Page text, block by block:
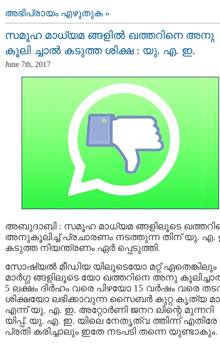
അഭിപ്രായം എഴുതുക »
സമൂഹ മാധ്യമ ങ്ങളില്‍ ഖത്തറിനെ അനു
കൂലി ച്ചാല്‍ കടുത്ത ശിക്ഷ : യു. എ. ഇ.
June 7th, 2017
അബുദാബി : സമൂഹ മാധ്യമ ങ്ങളിലൂടെ
അനുകൂലിച്ച് പ്രചാരണം നടത്തുന്ന തിന് യു. എ.
കടുത്ത നിയന്ത്രണം ഏര്‍ പ്പെടുത്തി.
സോഷ്യല്‍ മീഡിയ യിലൂടെയോ മറ്റ് ഏതെങ്കിലും
മാര്‍ഗ്ഗ ങ്ങളിലൂടെ യോ ഖത്തറിനെ അനു
5 ലക്ഷം ദിര്‍ഹം വരെ പിഴയോ 15 വര്‍ഷം വരെ
ശിക്ഷയോ ലഭിക്കാവുന്ന സൈബര്‍ കുറ്റ കൃത്യ
എന്ന് യു. എ. ഇ. അറ്റോര്‍ണി ജനറ ലിന്റെ മുന്നറി
യിപ്പ്. യു. എ. ഇ. യിലെ നേതൃത്വ ത്തിന്ന് എതിരേ
പ്രതി കരിച്ചാലും ഇതേ നടപടി തന്നെ യുണ്ടാകും.